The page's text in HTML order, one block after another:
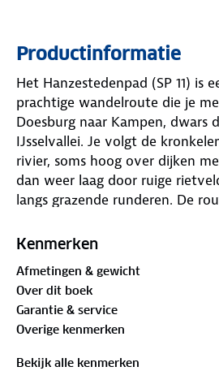
Productinformatie
Het Hanzestedenpad (SP 11) is
prachtige wandelroute die je
Doesburg naar Kampen, dwars
IJsselvallei. Je volgt de
rivier, soms hoog over dijken
dan weer laag door ruige
langs grazende runderen. De
een reeks indrukwekkende
De rijkdom en het karakter van
handelssteden geven de tocht
wandelgids zijn bovendien
dagwandelingen opgenomen,
Kenmerken
Afmetingen & gewicht
Over dit boek
Garantie & service
Overige kenmerken
Bekijk alle kenmerken